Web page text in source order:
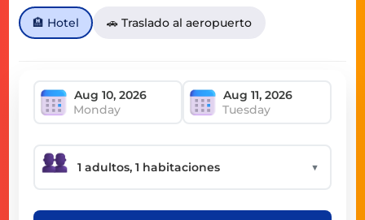
🏨 Hotel 🚗 Traslado al aeropuerto
Monday Tuesday
▼